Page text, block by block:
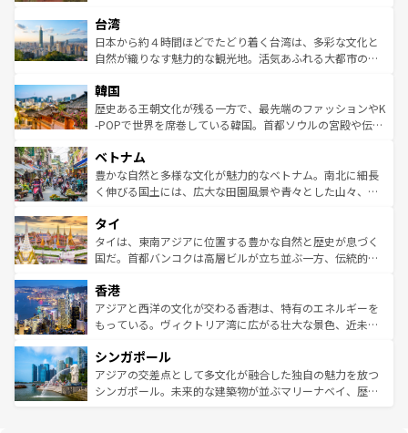
ならではの贅沢な旅のスタイルだ。 なお、新着のアメリカ
情報はコンテンツ一覧を参照してほしい。
れるおもてなしの心で訪れる人々を迎えてくれるハワイの
人々、おいしいローカルフードやハワイアンミュージッ
ク、伝統的なフラダンスなど、すべてがハワイの魅力を彩
ワイを、存分に味わってほしい。 なお、新着のハワイ情報
はコンテンツ一覧を参照してほしい。
リアリーフや大陸中央部にそびえるウルル（エアーズロッ
ク）、タスマニアの美しい原生林やケアンズの熱帯雨林な
ど、見どころがたくさん。また、カフェやワイン、オージ
いる。アクティビティも充実しており、サーフィンやダイ
ビング、ハイキングなど、アウトドア好きにはたまらな
い。オーストラリアの多彩な魅力を存分に味わいつくそ
参照してほしい。
台湾
日本から約４時間ほどでたどり着く台湾は、多彩な文化と
自然が織りなす魅力的な観光地。活気あふれる大都市の台
ン）、静ひつな山岳地帯である台湾東部など、都市の喧騒
と山間の静けさが共存しており、訪れる人に新しい発見と
驚きをもたらしてくれる。また、奥深い台湾の食文化も魅
容にもいいと評判のスイーツなど、バラエティ豊かな料理
が味わえる。 なお、新着の台湾情報は コンテンツ一覧を参
照してほしい。
韓国
歴史ある王朝文化が残る一方で、最先端のファッションやK
-POPで世界を席巻している韓国。首都ソウルの宮殿や伝統
き、地方に足を延ばせば四季折々の自然美を楽しむことが
できる。そして、キムチや焼肉、絶品のストリートフード
まで、さまざまな韓国料理が待っている。夜には、韓国な
リティに包まれながら、韓国の多彩な魅力を心ゆくまで味
わってみてほしい。 なお、新着の韓国情報はコンテンツ一
覧を参照してほしい。
ベトナム
豊かな自然と多様な文化が魅力的なベトナム。南北に細長
く伸びる国土には、広大な田園風景や青々とした山々、世
急速な発展と共に伝統が息づく。ハノイの古い町並みやホ
ーチミン市のフランス統治時代の建物も、独特の雰囲気を
醸し出している。また、バラエティの豊かさとおいしさで
とつ。フォーやバインミー、ベトナムコーヒーなどは、ぜ
ひ現地で味わいたい。どの地域を訪れてもあたたかい人々
が旅行者を迎えてくれるので、きっと忘れられない旅にな
参照してほしい。
タイ
タイは、東南アジアに位置する豊かな自然と歴史が息づく
国だ。首都バンコクは高層ビルが立ち並ぶ一方、伝統的な
の活気が交差している。北部ではチェンマイなどの山岳地
帯で自然と触れ合い、南部ではプーケットやクラビの美し
いビーチでリゾート気分を楽しむことができる。タイ料理
激する。気候は一年中温暖で、どの季節にも異なる楽しみ
が待っている。親しみやすいタイの人々、仏教を中心とし
た文化、そして多様な観光資源が、訪れる旅人を魅了し続
香港
アジアと西洋の文化が交わる香港は、特有のエネルギーを
もっている。ヴィクトリア湾に広がる壮大な景色、近未来
み、どこを訪れても感動するはず。観光スポットが密集し
ており、効率よく見どころを回れるのも魅力。息をのむよ
うな絶景から文化的な体験まで、香港を存分に楽しみ尽く
シンガポール
アジアの交差点として多文化が融合した独自の魅力を放つ
シンガポール。未来的な建築物が並ぶマリーナベイ、歴史